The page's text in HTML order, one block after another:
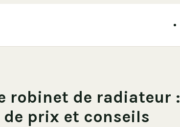
robinet de radiateur :
prix et conseils